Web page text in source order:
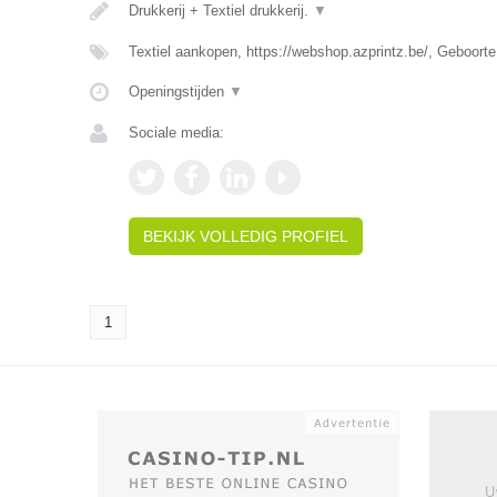
Drukkerij + Textiel drukkerij. ▼
Textiel aankopen, https://webshop.azprintz.be/,
Openingstijden ▼
Sociale media:
BEKIJK VOLLEDIG PROFIEL
1